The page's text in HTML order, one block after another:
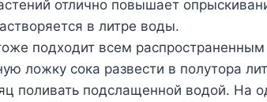
отлично повышает
в литре воды.
подходит всем
ложку сока развести в полутора
поливать подслащенной водой. На